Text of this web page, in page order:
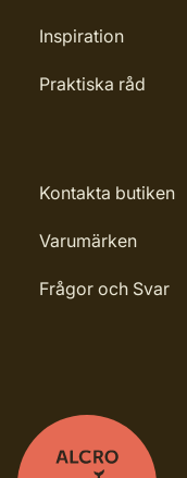
Inspiration
Praktiska råd
Kontakta butiken
Varumärken
Frågor och Svar